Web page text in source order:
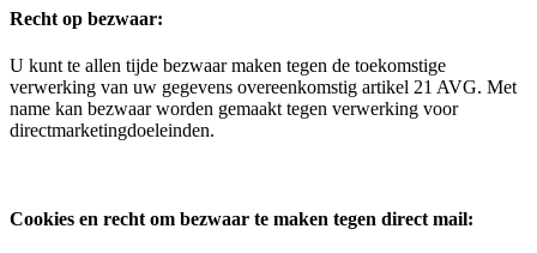
Recht op bezwaar:
U kunt te allen tijde bezwaar maken tegen de toekomstige
verwerking van uw gegevens overeenkomstig artikel 21 AVG. Met
name kan bezwaar worden gemaakt tegen verwerking voor
directmarketingdoeleinden.
Cookies en recht om bezwaar te maken tegen direct mail: